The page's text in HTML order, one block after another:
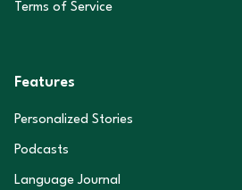
Terms of Service
Features
Personalized Stories
Podcasts
Language Journal